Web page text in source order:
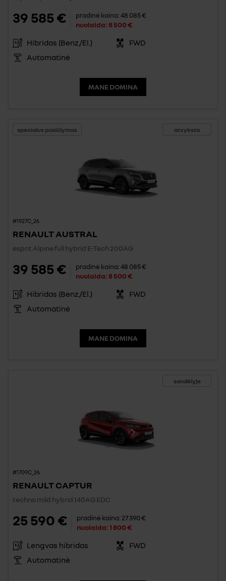
39 585 € pradinė kaina:48 085 €
nuolaida:8 500 €
Hibridas (Benz./El.)
FWD
Automatinė
MANE DOMINA
atvyksta
specialus pasiūlymas
#1927C_26
RENAULT AUSTRAL
esprit Alpine full hybrid E-Tech 200AG
39 585 € pradinė kaina:48 085 €
nuolaida:8 500 €
Hibridas (Benz./El.)
FWD
Automatinė
MANE DOMINA
sandėlyje
#1709C_26
RENAULT CAPTUR
techno mild hybrid 140AG EDC
25 590 € pradinė kaina: 27 390 €
nuolaida: 1 800 €
Lengvas hibridas
FWD
Automatinė